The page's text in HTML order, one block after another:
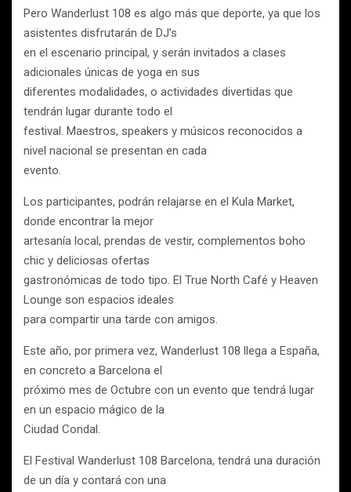
Pero Wanderlust 108 es algo más que deporte, ya que los
asistentes disfrutarán de DJ’s
en el escenario principal, y serán invitados a clases
adicionales únicas de yoga en sus
diferentes modalidades, o actividades divertidas que
tendrán lugar durante todo el
festival. Maestros, speakers y músicos reconocidos a
nivel nacional se presentan en cada
evento.
Los participantes, podrán relajarse en el Kula Market,
donde encontrar la mejor
artesanía local, prendas de vestir, complementos boho
chic y deliciosas ofertas
gastronómicas de todo tipo. El True North Café y Heaven
Lounge son espacios ideales
para compartir una tarde con amigos.
Este año, por primera vez, Wanderlust 108 llega a España,
en concreto a Barcelona el
próximo mes de Octubre con un evento que tendrá lugar
en un espacio mágico de la
Ciudad Condal.
El Festival Wanderlust 108 Barcelona, tendrá una duración
de un día y contará con una